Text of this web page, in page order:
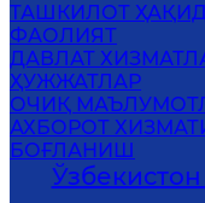
ТАШКИЛОТ
ФАОЛИЯТ
ДАВЛАТ
ҲУЖЖАТЛАР
ОЧИҚ
АХБОРОТ
БОҒЛАНИШ